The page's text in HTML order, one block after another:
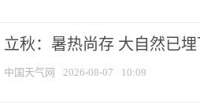
立秋：暑热尚存 大自然已
中国天气网 2026-08-07 10:09